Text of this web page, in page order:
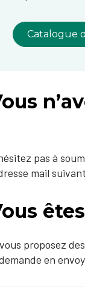
Catalogue
pas à
mail
proposez
en